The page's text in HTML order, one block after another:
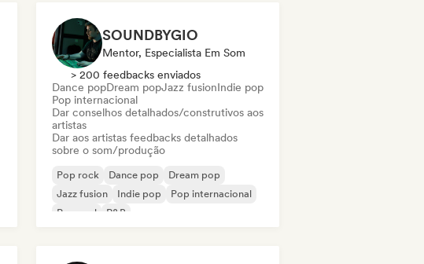
SOUNDBYGIO
Mentor, Especialista Em Som
> 200 feedbacks enviados
Dance popDream popJazz fusionIndie pop
Pop internacional
Dar conselhos detalhados/construtivos aos
artistas
Dar aos artistas feedbacks detalhados
sobre o som/produção
Pop rock Dance pop
Dream pop
Jazz fusion
Indie pop
Pop internacional
Pop soul
R&B